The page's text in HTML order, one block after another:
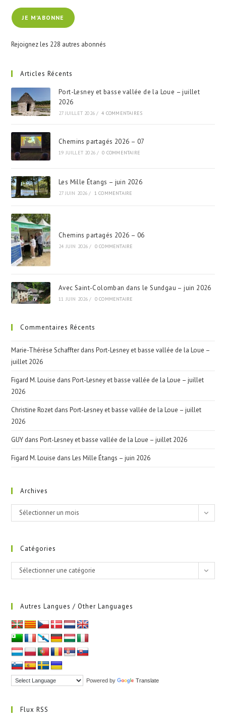
e-
mailJE M'ABONNE
Rejoignez les 228 autres abonnés
Articles Récents
Port-Lesney et basse vallée de la Loue – juillet
2026
27 JUILLET 2026 / 4 COMMENTAIRES
Chemins partagés 2026 – 07
19 JUILLET 2026 / 0 COMMENTAIRE
Les Mille Étangs – juin 2026
27 JUIN 2026 / 1 COMMENTAIRE
Chemins partagés 2026 – 06
24 JUIN 2026 / 0 COMMENTAIRE
Avec Saint-Colomban dans le Sundgau – juin 2026
11 JUIN 2026 / 0 COMMENTAIRE
Commentaires Récents
Marie-Thérèse Schaffter dansPort-Lesney et basse vallée de la Loue –
juillet 2026
Figard M. Louise dansPort-Lesney et basse vallée de la Loue – juillet
2026
Christine Rozet dansPort-Lesney et basse vallée de la Loue – juillet
2026
GUY dansPort-Lesney et basse vallée de la Loue – juillet 2026
Figard M. Louise dansLes Mille Étangs – juin 2026
Archives
Archives
Sélectionner un mois
Catégories
Catégories
Sélectionner une catégorie
Autres Langues / Other Languages
Powered by Translate
Flux RSS